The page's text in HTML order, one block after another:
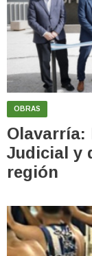
OBRAS
Judicial y
región